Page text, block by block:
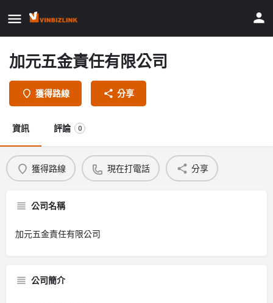
加元五金責任有限公司
獲得路線 分享
資訊 評論 0
獲得路線 現在打電話 分享
公司名稱
加元五金責任有限公司
公司簡介